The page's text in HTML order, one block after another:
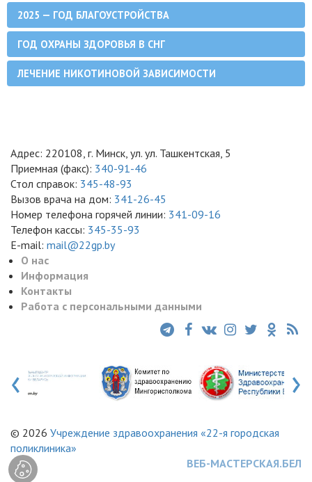
2025 — ГОД БЛАГОУСТРОЙСТВА
ГОД ОХРАНЫ ЗДОРОВЬЯ В СНГ
ЛЕЧЕНИЕ НИКОТИНОВОЙ ЗАВИСИМОСТИ
Адрес: 220108, г. Минск, ул. ул. Ташкентская, 5
Приемная (факс): 340-91-46
Стол справок: 345-48-93
Вызов врача на дом: 341-26-45
Номер телефона горячей линии: 341-09-16
Телефон кассы: 345-35-93
E-mail: mail@22gp.by
О нас
Информация
Контакты
Работа с персональными данными
‹ ›
© 2026 Учреждение здравоохранения «22-я городская
поликлиника»
ВЕБ-МАСТЕРСКАЯ.БЕЛ